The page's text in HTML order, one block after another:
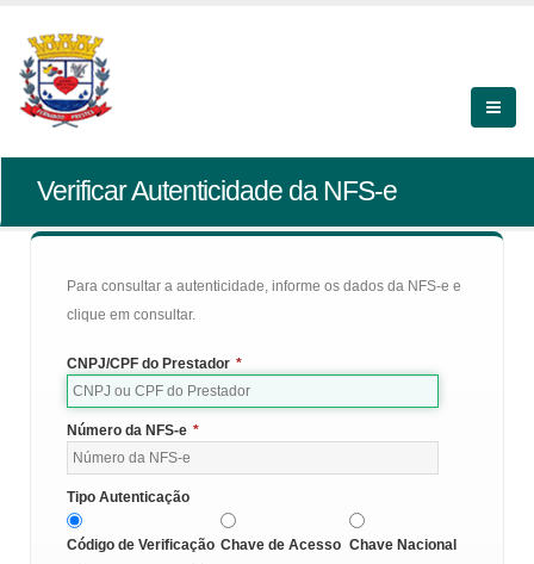
Verificar Autenticidade da NFS-e
Para consultar a autenticidade, informe os dados da NFS-e e
clique em consultar.
CNPJ/CPF do Prestador *
Número da NFS-e *
Tipo Autenticação
Código de Verificação Chave de Acesso Chave Nacional